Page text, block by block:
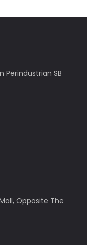
Perindustrian SB
Opposite The